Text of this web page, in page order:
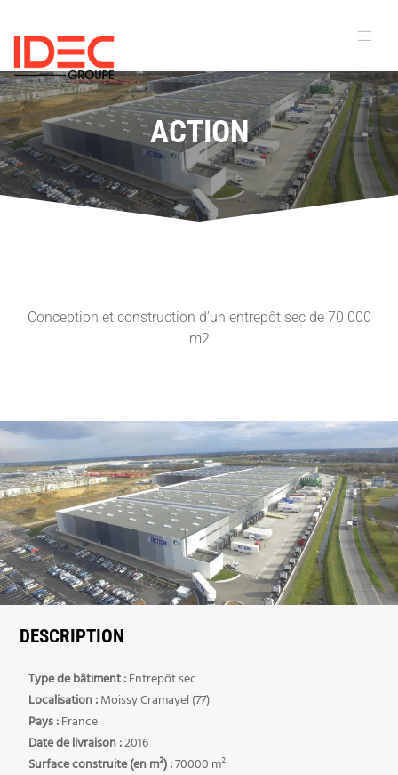
ACTION
Conception et construction d’un entrepôt sec de 70 000
m2
DESCRIPTION
Type de bâtiment :Entrepôt sec
Localisation :Moissy Cramayel (77)
Pays :France
Date de livraison :2016
Surface construite (en m²) :70000 m²